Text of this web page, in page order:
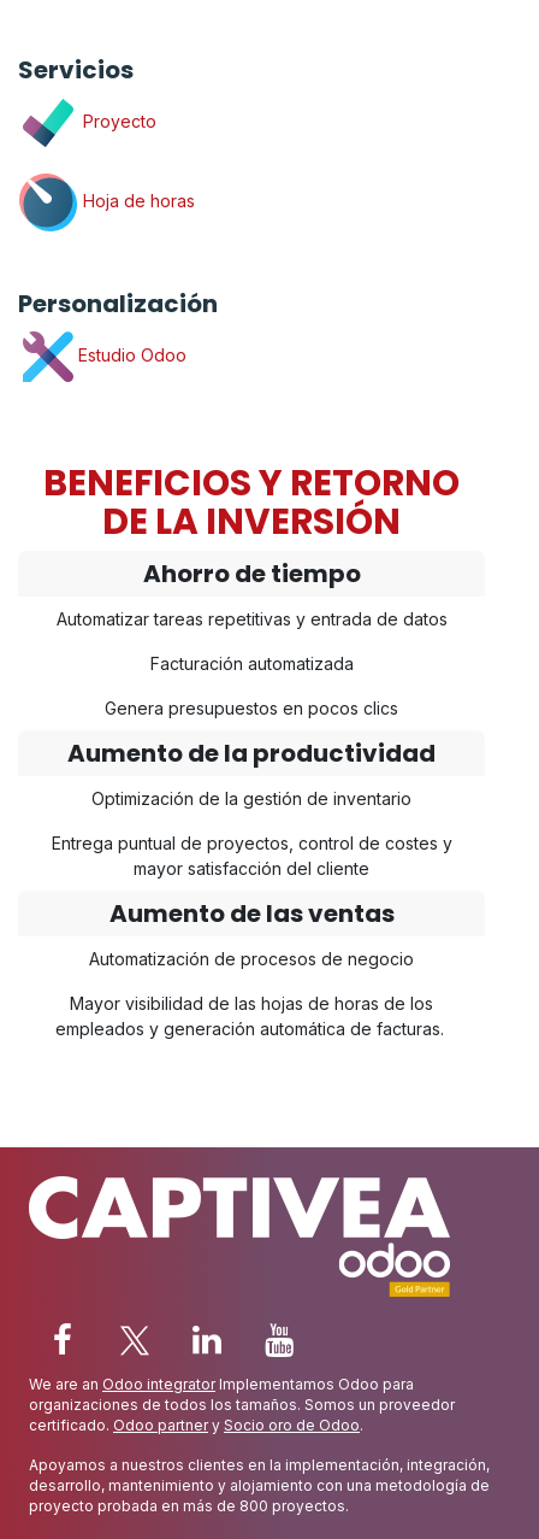
Servicios
Proyecto
Hoja de horas
Personalización
Estudio Odoo
BENEFICIOS Y RETORNO
DE LA INVERSIÓN
Ahorro de tiempo
Automatizar tareas repetitivas y entrada de datos
Facturación automatizada
Genera presupuestos en pocos clics
Aumento de la productividad
Optimización de la gestión de inventario
Entrega puntual de proyectos, control de costes y
mayor satisfacción del cliente
Aumento de las ventas
Automatización de procesos de negocio
Mayor visibilidad de las hojas de horas de los
empleados y generación automática de facturas.
We are an Odoo integratorImplementamos Odoo para
organizaciones de todos los tamaños. Somos un proveedor
certificado. Odoo partnery Socio oro de Odoo.
Apoyamos a nuestros clientes en la implementación, integración,
desarrollo, mantenimiento y alojamiento con una metodología de
proyecto probada en más de 800 proyectos.